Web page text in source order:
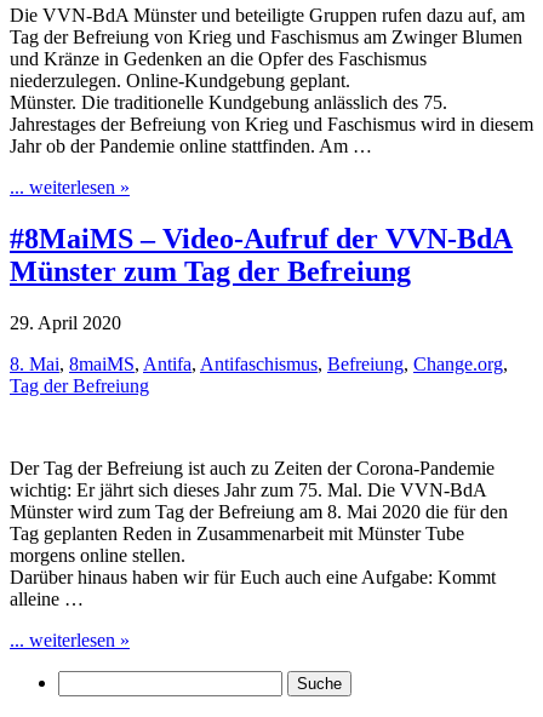
Die VVN-BdA Münster und beteiligte Gruppen rufen dazu auf, am
Tag der Befreiung von Krieg und Faschismus am Zwinger Blumen
und Kränze in Gedenken an die Opfer des Faschismus
niederzulegen. Online-Kundgebung geplant.
Münster. Die traditionelle Kundgebung anlässlich des 75.
Jahrestages der Befreiung von Krieg und Faschismus wird in diesem
Jahr ob der Pandemie online stattfinden. Am …
... weiterlesen »
#8MaiMS – Video-Aufruf der VVN-BdA
Münster zum Tag der Befreiung
29. April 2020
8. Mai, 8maiMS, Antifa, Antifaschismus, Befreiung, Change.org,
Tag der Befreiung
Der Tag der Befreiung ist auch zu Zeiten der Corona-Pandemie
wichtig: Er jährt sich dieses Jahr zum 75. Mal. Die VVN-BdA
Münster wird zum Tag der Befreiung am 8. Mai 2020 die für den
Tag geplanten Reden in Zusammenarbeit mit Münster Tube
morgens online stellen.
Darüber hinaus haben wir für Euch auch eine Aufgabe: Kommt
alleine …
... weiterlesen »